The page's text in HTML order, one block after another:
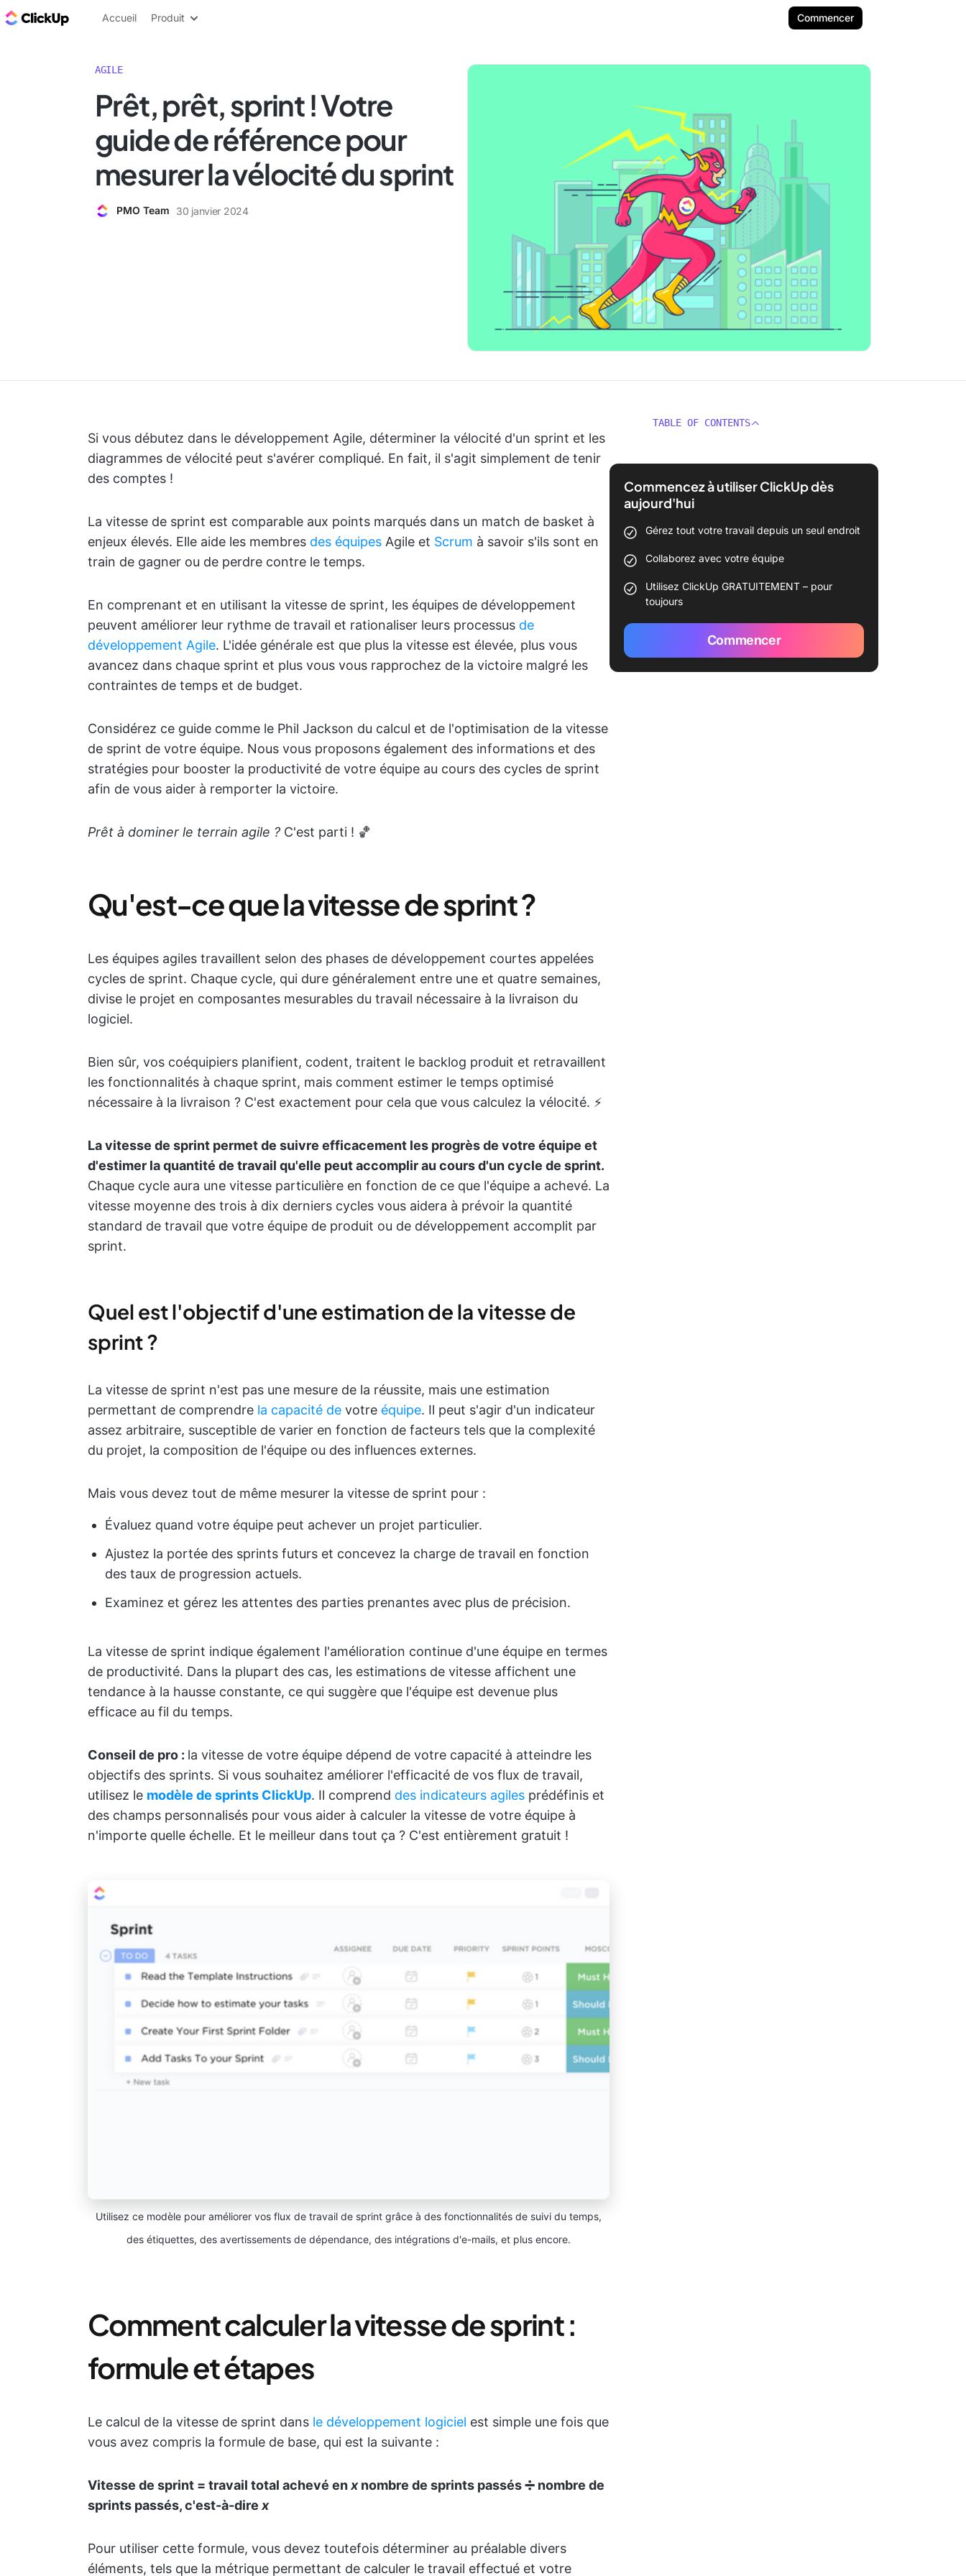
ClickUp Blog
Accueil Produit Commencer
AGILE
Prêt, prêt, sprint ! Votre
guide de référence pour
mesurer la vélocité du sprint
PMO Team 30 janvier 2024
Si vous débutez dans le développement Agile, déterminer la vélocité d'un sprint et les
diagrammes de vélocité peut s'avérer compliqué. En fait, il s'agit simplement de tenir
des comptes !
La vitesse de sprint est comparable aux points marqués dans un match de basket à
enjeux élevés. Elle aide les membres des équipes Agile et Scrum à savoir s'ils sont en
train de gagner ou de perdre contre le temps.
En comprenant et en utilisant la vitesse de sprint, les équipes de développement
peuvent améliorer leur rythme de travail et rationaliser leurs processus de
développement Agile. L'idée générale est que plus la vitesse est élevée, plus vous
avancez dans chaque sprint et plus vous vous rapprochez de la victoire malgré les
contraintes de temps et de budget.
Considérez ce guide comme le Phil Jackson du calcul et de l'optimisation de la vitesse
de sprint de votre équipe. Nous vous proposons également des informations et des
stratégies pour booster la productivité de votre équipe au cours des cycles de sprint
afin de vous aider à remporter la victoire.
Prêt à dominer le terrain agile ? C'est parti ! 🏀
Qu'est-ce que la vitesse de sprint ?
Les équipes agiles travaillent selon des phases de développement courtes appelées
cycles de sprint. Chaque cycle, qui dure généralement entre une et quatre semaines,
divise le projet en composantes mesurables du travail nécessaire à la livraison du
logiciel.
Bien sûr, vos coéquipiers planifient, codent, traitent le backlog produit et retravaillent
les fonctionnalités à chaque sprint, mais comment estimer le temps optimisé
nécessaire à la livraison ? C'est exactement pour cela que vous calculez la vélocité. ⚡
La vitesse de sprint permet de suivre efficacement les progrès de votre équipe et
d'estimer la quantité de travail qu'elle peut accomplir au cours d'un cycle de sprint.
Chaque cycle aura une vitesse particulière en fonction de ce que l'équipe a achevé. La
vitesse moyenne des trois à dix derniers cycles vous aidera à prévoir la quantité
standard de travail que votre équipe de produit ou de développement accomplit par
sprint.
Quel est l'objectif d'une estimation de la vitesse de
sprint ?
La vitesse de sprint n'est pas une mesure de la réussite, mais une estimation
permettant de comprendre la capacité de votre équipe. Il peut s'agir d'un indicateur
assez arbitraire, susceptible de varier en fonction de facteurs tels que la complexité
du projet, la composition de l'équipe ou des influences externes.
Mais vous devez tout de même mesurer la vitesse de sprint pour :
Évaluez quand votre équipe peut achever un projet particulier.
Ajustez la portée des sprints futurs et concevez la charge de travail en fonction
des taux de progression actuels.
Examinez et gérez les attentes des parties prenantes avec plus de précision.
La vitesse de sprint indique également l'amélioration continue d'une équipe en termes
de productivité. Dans la plupart des cas, les estimations de vitesse affichent une
tendance à la hausse constante, ce qui suggère que l'équipe est devenue plus
efficace au fil du temps.
Conseil de pro : la vitesse de votre équipe dépend de votre capacité à atteindre les
objectifs des sprints. Si vous souhaitez améliorer l'efficacité de vos flux de travail,
utilisez le modèle de sprints ClickUp. Il comprend des indicateurs agiles prédéfinis et
des champs personnalisés pour vous aider à calculer la vitesse de votre équipe à
n'importe quelle échelle. Et le meilleur dans tout ça ? C'est entièrement gratuit !
Utilisez ce modèle pour améliorer vos flux de travail de sprint grâce à des fonctionnalités de suivi du temps,
des étiquettes, des avertissements de dépendance, des intégrations d'e-mails, et plus encore.
Comment calculer la vitesse de sprint :
formule et étapes
Le calcul de la vitesse de sprint dans le développement logiciel est simple une fois que
vous avez compris la formule de base, qui est la suivante :
Vitesse de sprint = travail total achevé enxnombre de sprints passés ➗ nombre de
sprints passés, c'est-à-dire x
Pour utiliser cette formule, vous devez toutefois déterminer au préalable divers
éléments, tels que la métrique permettant de calculer le travail effectué et votre
TABLE OF CONTENTS
Commencez à utiliser ClickUp dès
aujourd'hui
Gérez tout votre travail depuis un seul endroit
Collaborez avec votre équipe
Utilisez ClickUp GRATUITEMENT – pour
toujours
Commencer